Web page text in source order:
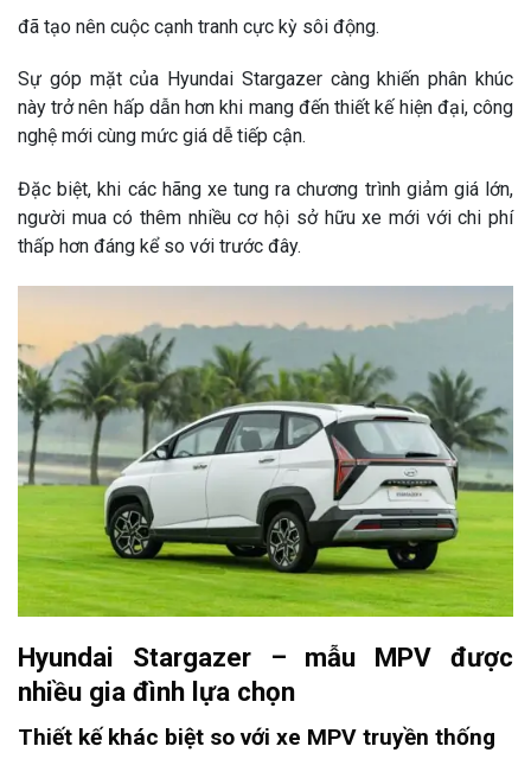
đã tạo nên cuộc cạnh tranh cực kỳ sôi động.
Sự góp mặt của Hyundai Stargazercàng khiến phân khúc
này trở nên hấp dẫn hơn khi mang đến thiết kế hiện đại, công
nghệ mới cùng mức giá dễ tiếp cận.
Đặc biệt, khi các hãng xe tung ra chương trình giảm giá lớn,
người mua có thêm nhiều cơ hội sở hữu xe mới với chi phí
thấp hơn đáng kể so với trước đây.
Hyundai Stargazer – mẫu MPV được
nhiều gia đình lựa chọn
Thiết kế khác biệt so với xe MPV truyền thống